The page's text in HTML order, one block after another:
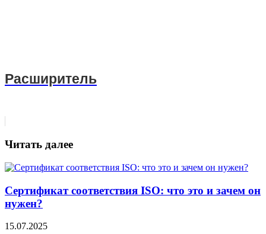
Расширитель
Читать далее
Сертификат соответствия ISO: что это и зачем он
нужен?
15.07.2025